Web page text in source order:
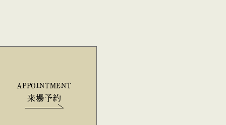
APPOINTMENT
来場予約